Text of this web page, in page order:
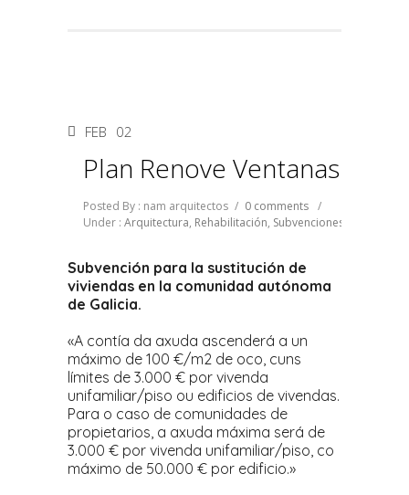
FEB 02
Plan Renove Ventanas
Posted By : nam arquitectos / 0 comments /
Under : Arquitectura, Rehabilitación, Subvenciones
Subvención para la sustitución de
viviendas en la comunidad autónoma
de Galicia.
«A contía da axuda ascenderá a un
máximo de 100 €/m2 de oco, cuns
límites de 3.000 € por vivenda
unifamiliar/piso ou edificios de vivendas.
Para o caso de comunidades de
propietarios, a axuda máxima será de
3.000 € por vivenda unifamiliar/piso, co
máximo de 50.000 € por edificio.»